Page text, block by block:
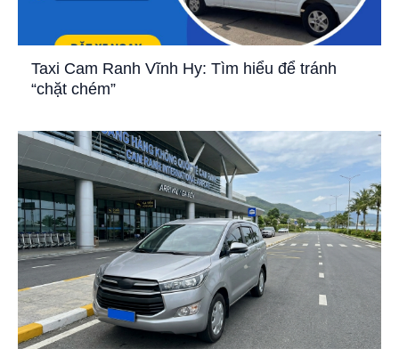
Taxi Cam Ranh Vĩnh Hy: Tìm hiểu để tránh
“chặt chém”